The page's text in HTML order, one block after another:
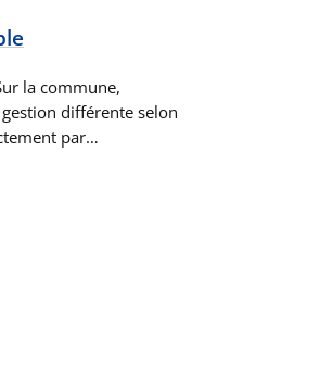
la commune,
différente selon
par…